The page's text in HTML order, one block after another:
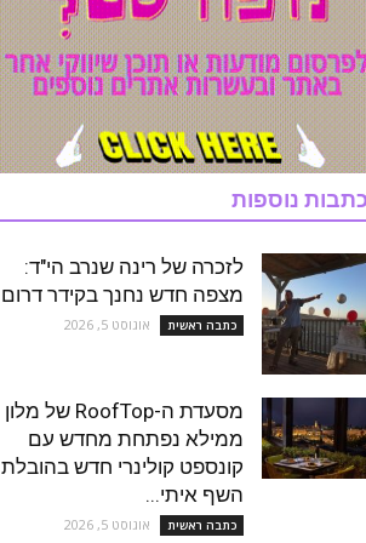
נוספות
לזכרה של רינה שנרב הי"ד:
מצפה חדש נחנך בקידר דרום
כתבה ראשית אוגוסט 5, 2026
מסעדת ה-RoofTop של מלון
ממילא נפתחת מחדש עם
קונספט קולינרי חדש בהובלת
השף איתי...
כתבה ראשית אוגוסט 5, 2026